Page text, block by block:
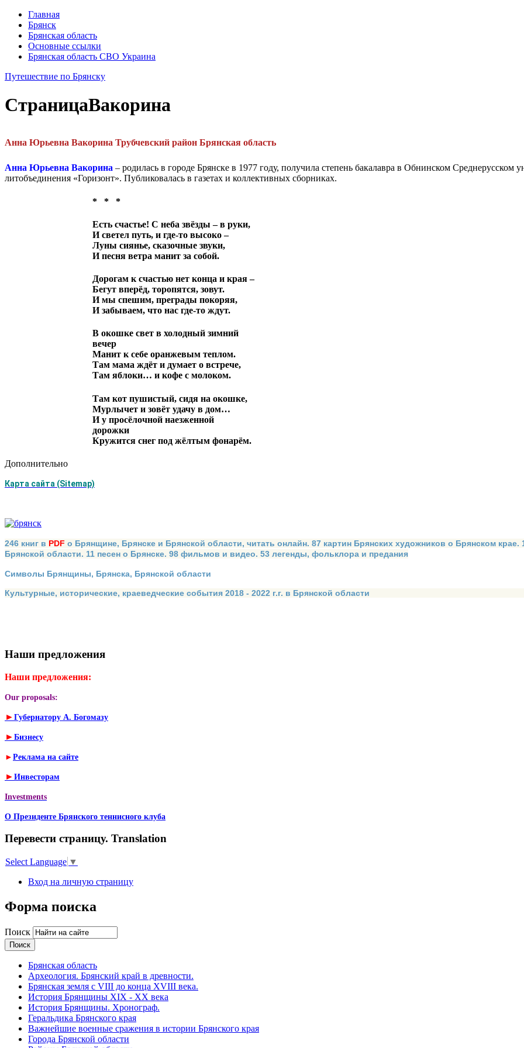
Главная
Брянск
Брянская область
Основные ссылки
Брянская область СВО Украина
Путешествие по Брянску
СтраницаВакорина
Анна Юрьевна Вакорина Трубчевский район Брянская область
Анна Юрьевна Вакорина – родилась в городе Брянске в 1977 году, получила степень бакалавра в Обнинском Среднерусском
литобъединения «Горизонт». Публиковалась в газетах и коллективных сборниках.
* * *
Есть счастье! С неба звёзды – в руки,
И светел путь, и где-то высоко –
Луны сиянье, сказочные звуки,
И песня ветра манит за собой.
Дорогам к счастью нет конца и края –
Бегут вперёд, торопятся, зовут.
И мы спешим, преграды покоряя,
И забываем, что нас где-то ждут.
В окошке свет в холодный зимний
вечер
Манит к себе оранжевым теплом.
Там мама ждёт и думает о встрече,
Там яблоки… и кофе с молоком.
Там кот пушистый, сидя на окошке,
Мурлычет и зовёт удачу в дом…
И у просёлочной наезженной
дорожки
Кружится снег под жёлтым фонарём.
Дополнительно
Карта сайта (Sitemap)
246 книг в PDF о Брянщине, Брянске и Брянской области, читать онлайн. 87 картин Брянских художников о Брянском
Брянской области. 11 песен о Брянске. 98 фильмов и видео. 53 легенды, фольклора и предания
Символы Брянщины, Брянска, Брянской области
Культурные, исторические, краеведческие события 2018 - 2022 г.г. в Брянской области
Наши предложения
Наши предложения:
Our proposals:
► Губернатору А. Богомазу
► Бизнесу
► Реклама на сайте
► Инвесторам
Investments
О Президенте Брянского теннисного клуба
Перевести страницу. Translation
Select Language ▼
Вход на личную страницу
Форма поиска
Поиск
Брянская область
Археология. Брянский край в древности.
Брянская земля с VIII до конца XVIII века.
История Брянщины XIX - XX века
История Брянщины. Хронограф.
Геральдика Брянского края
Важнейшие военные сражения в истории Брянского края
Города Брянской области